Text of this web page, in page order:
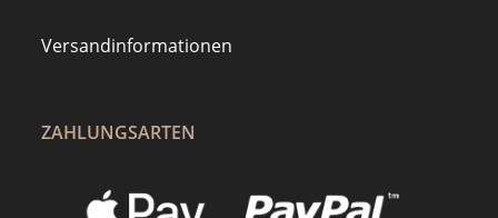
Versandinformationen
ZAHLUNGSARTEN